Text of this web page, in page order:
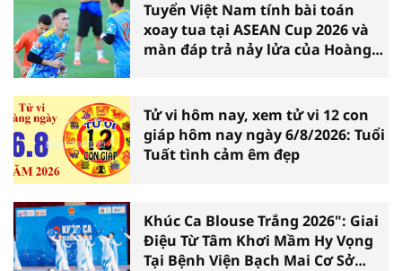
Tuyển Việt Nam tính bài toán
xoay tua tại ASEAN Cup 2026 và
màn đáp trả nảy lửa của Hoàng
Tử vi hôm nay, xem tử vi 12 con
giáp hôm nay ngày 6/8/2026: Tuổi
Tuất tình cảm êm đẹp
Khúc Ca Blouse Trắng 2026": Giai
Điệu Từ Tâm Khơi Mầm Hy Vọng
Tại Bệnh Viện Bạch Mai Cơ Sở